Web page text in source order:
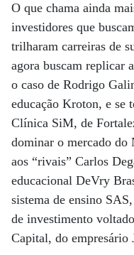
O que chama ainda
investidores que
trilharam carreiras de
agora buscam replicar
o caso de Rodrigo
educação Kroton, e se
Clínica SiM, de
dominar o mercado do
aos “rivais” Carlos
educacional DeVry
sistema de ensino
de investimento
Capital, do empresário